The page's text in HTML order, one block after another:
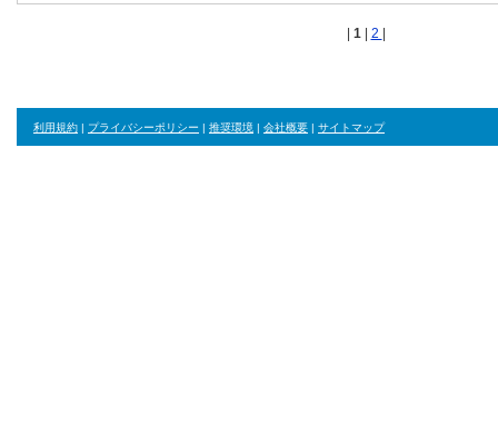
1 2
利用規約 | プライバシーポリシー | 推奨環境 | 会社概要 | サイトマップ